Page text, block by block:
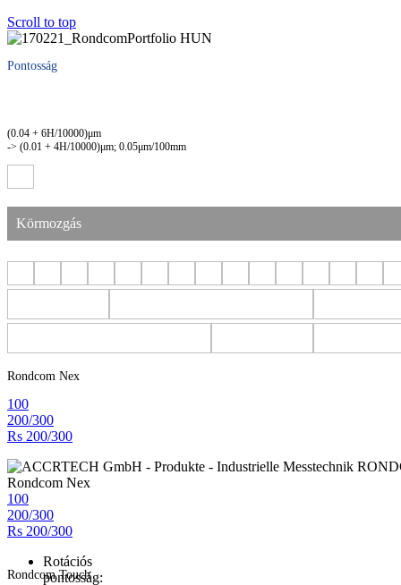
Scroll to top
Pontosság
(0.04 + 6H/10000)μm
-> (0.01 + 4H/10000)μm; 0.05μm/100mm
Körmozgás
Rondcom Nex
100
200/300
Rs 200/300
Rondcom Nex
100
200/300
Rs 200/300
Rotációs
pontosság:
Rondcom Touch